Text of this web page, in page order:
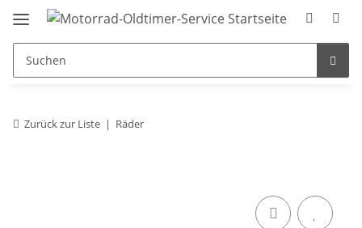
Zurück zur Liste Räder